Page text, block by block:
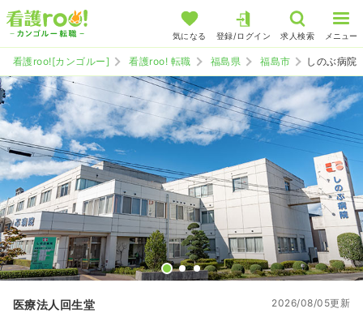
気になる 登録/ログイン 求人検索 メニュー
看護roo![カンゴルー] 看護roo! 転職 福島県 福島市 しのぶ病院
医療法人回生堂 2026/08/05更新